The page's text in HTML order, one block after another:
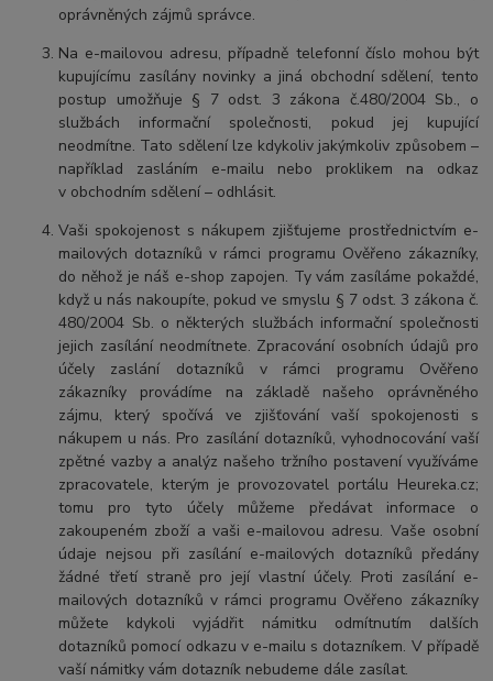
oprávněných zájmů správce.
Na e-mailovou adresu, případně telefonní číslo mohou být
kupujícímu zasílány novinky a jiná obchodní sdělení, tento
postup umožňuje § 7 odst. 3 zákona č.480/2004 Sb., o
službách informační společnosti, pokud jej kupující
neodmítne. Tato sdělení lze kdykoliv jakýmkoliv způsobem –
například zasláním e-mailu nebo proklikem na odkaz
v obchodním sdělení – odhlásit.
Vaši spokojenost s nákupem zjišťujeme prostřednictvím e-
mailových dotazníků v rámci programu Ověřeno zákazníky,
do něhož je náš e-shop zapojen. Ty vám zasíláme pokaždé,
když u nás nakoupíte, pokud ve smyslu § 7 odst. 3 zákona č.
480/2004 Sb. o některých službách informační společnosti
jejich zasílání neodmítnete. Zpracování osobních údajů pro
účely zaslání dotazníků v rámci programu Ověřeno
zákazníky provádíme na základě našeho oprávněného
zájmu, který spočívá ve zjišťování vaší spokojenosti s
nákupem u nás. Pro zasílání dotazníků, vyhodnocování vaší
zpětné vazby a analýz našeho tržního postavení využíváme
zpracovatele, kterým je provozovatel portálu Heureka.cz;
tomu pro tyto účely můžeme předávat informace o
zakoupeném zboží a vaši e-mailovou adresu. Vaše osobní
údaje nejsou při zasílání e-mailových dotazníků předány
žádné třetí straně pro její vlastní účely. Proti zasílání e-
mailových dotazníků v rámci programu Ověřeno zákazníky
můžete kdykoli vyjádřit námitku odmítnutím dalších
dotazníků pomocí odkazu v e-mailu s dotazníkem. V případě
vaší námitky vám dotazník nebudeme dále zasílat.